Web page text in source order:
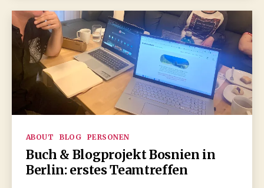
Kategorien
ABOUT BLOG PERSONEN
Buch & Blogprojekt Bosnien in
Berlin: erstes Teamtreffen